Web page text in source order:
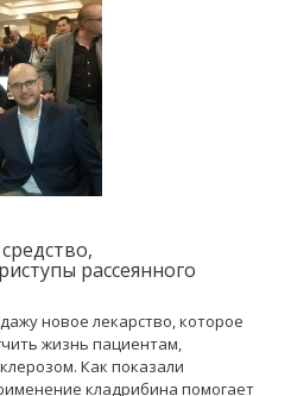
рассеянного
новое лекарство, которое
жизнь пациентам,
Как показали
кладрибина помогает